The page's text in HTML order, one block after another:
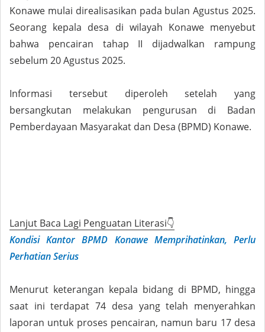
Konawe mulai direalisasikan pada bulan Agustus 2025.
Seorang kepala desa di wilayah Konawe menyebut
bahwa pencairan tahap II dijadwalkan rampung
sebelum 20 Agustus 2025.
Informasi tersebut diperoleh setelah yang
bersangkutan melakukan pengurusan di Badan
Pemberdayaan Masyarakat dan Desa (BPMD) Konawe.
Lanjut Baca Lagi Penguatan Literasi👇
Kondisi Kantor BPMD Konawe Memprihatinkan, Perlu
Perhatian Serius
Menurut keterangan kepala bidang di BPMD, hingga
saat ini terdapat 74 desa yang telah menyerahkan
laporan untuk proses pencairan, namun baru 17 desa